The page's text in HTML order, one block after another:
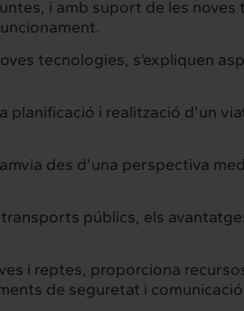
i amb suport de les
tecnologies, s’expliquen
i realització d’un
des d’una perspectiva
públics, els
i reptes, proporciona
de seguretat i